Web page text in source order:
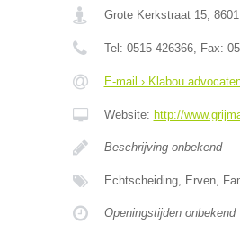
Grote Kerkstraat 15,
Tel: 0515-426366, Fax:
E-mail › Klabou
Website: http://
Beschrijving onbekend
Echtscheiding, Erven,
Openingstijden onbekend